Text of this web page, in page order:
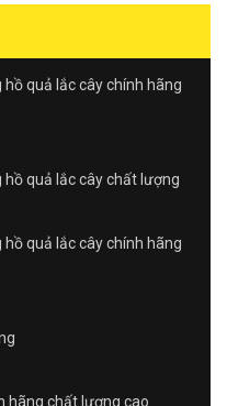
quả lắc cây chính hãng
quả lắc cây chất lượng
quả lắc cây chính hãng
hãng chất lượng cao